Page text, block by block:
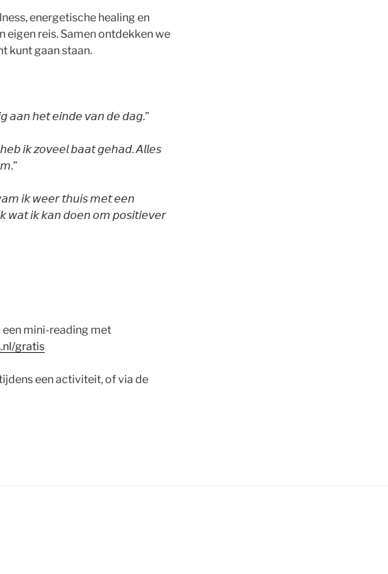
energetische healing en
reis. Samen ontdekken we
kunt gaan staan.
𝘢𝘢𝘯 𝘩𝘦𝘵 𝘦𝘪𝘯𝘥𝘦 𝘷𝘢𝘯 𝘥𝘦 𝘥𝘢𝘨.”
𝘪𝘬 𝘻𝘰𝘷𝘦𝘦𝘭 𝘣𝘢𝘢𝘵 𝘨𝘦𝘩𝘢𝘥. 𝘈𝘭𝘭𝘦𝘴
𝘪𝘬 𝘸𝘦𝘦𝘳 𝘵𝘩𝘶𝘪𝘴 𝘮𝘦𝘵 𝘦𝘦𝘯
𝘸𝘢𝘵 𝘪𝘬 𝘬𝘢𝘯 𝘥𝘰𝘦𝘯 𝘰𝘮 𝘱𝘰𝘴𝘪𝘵𝘪𝘦𝘷𝘦𝘳
een mini-reading met
gratis
een activiteit, of via de